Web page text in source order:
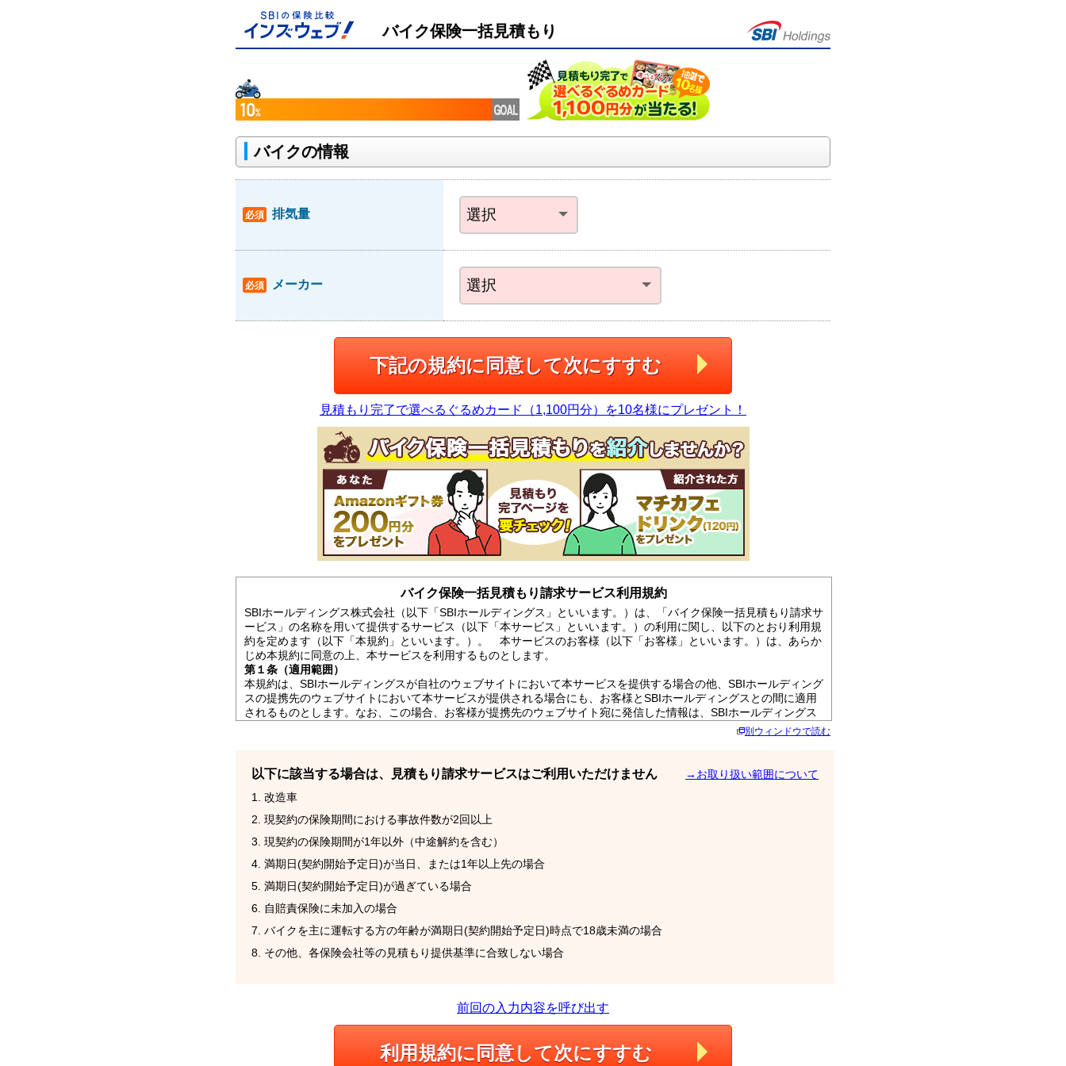
バイク保険一括見積もり
バイクの情報
排気量
メーカー
下記の規約に同意して次にすすむ
見積もり完了で選べるぐるめカード（1,100円分）を10名様にプレゼント！
バイク保険一括見積もり請求サービス利用規約
SBIホールディングス株式会社（以下「SBIホールディングス」といいます。）は、「バイク保険一括見積もり請求サ
ービス」の名称を用いて提供するサービス（以下「本サービス」といいます。）の利用に関し、以下のとおり利用規
約を定めます（以下「本規約」といいます。）。 本サービスのお客様（以下「お客様」といいます。）は、あらか
じめ本規約に同意の上、本サービスを利用するものとします。
第１条（適用範囲）
本規約は、SBIホールディングスが自社のウェブサイトにおいて本サービスを提供する場合の他、SBIホールディング
スの提携先のウェブサイトにおいて本サービスが提供される場合にも、お客様とSBIホールディングスとの間に適用
されるものとします。なお、この場合、お客様が提携先のウェブサイト宛に発信した情報は、SBIホールディングス
(1) SBIホールディングスと契約した損害保険会社等（※1）から提供を受けたバイク保険に関する情報の掲載・閲
覧サービス。
※1「損害保険会社等」の内訳は以下のとおりです。
・三井ダイレクト損害保険株式会社
・アクサ損害保険株式会社
・チューリッヒ保険会社
・ZuttoRide少額短期保険株式会社
・SBI日本少額短期保険株式会社
・SBIマネープラザ株式会社（あいおいニッセイ同和損害保険株式会社、東京海上日動火災保険株式会社の代理店）
(2) 第(1)号のバイク保険商品につき、お客様から保険料の見積もり提示に必要な情報の送信を受け、当該情報を当
該バイク保険商品を販売する損害保険会社等に伝達するサービス。
らのサービス提供に必要な操作および情報送信を行った場合には、かかる依頼を行ったものとします。ただし、前記
消しおよび本サービス以外でSBIホールディングスがインズウェブのウェブサイト上で提供する全てのサービス（自
動車保険一括見積もり請求サービス、生命保険等一括資料請求サービス、火災保険見積もり依頼サービス、法人向け
自動車保険見積り依頼伝達サービス、個人年金保険等一括資料請求サービス等をいう。）の取り消し措置について承
(1) 悪戯と考えられる操作及び情報送信
別ウィンドウで読む
以下に該当する場合は、見積もり請求サービスはご利用いただけません
→お取り扱い範囲について
1. 改造車
2. 現契約の保険期間における事故件数が2回以上
3. 現契約の保険期間が1年以外（中途解約を含む）
4. 満期日(契約開始予定日)が当日、または1年以上先の場合
5. 満期日(契約開始予定日)が過ぎている場合
6. 自賠責保険に未加入の場合
7. バイクを主に運転する方の年齢が満期日(契約開始予定日)時点で18歳未満の場合
8. その他、各保険会社等の見積もり提供基準に合致しない場合
前回の入力内容を呼び出す
利用規約に同意して次にすすむ